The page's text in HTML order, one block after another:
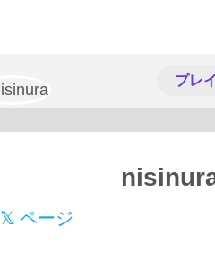
プレ
𝕏 ページ